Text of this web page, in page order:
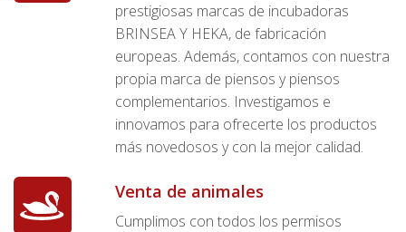
prestigiosas marcas de incubadoras
BRINSEA Y HEKA, de fabricación
europeas. Además, contamos con nuestra
propia marca de piensos y piensos
complementarios. Investigamos e
innovamos para ofrecerte los productos
más novedosos y con la mejor calidad.
Venta de animales
Cumplimos con todos los permisos